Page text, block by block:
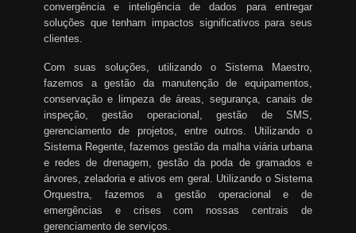
convergência e inteligência de dados para entregar
soluções que tenham impactos significativos para seus
clientes.
Com suas soluções, utilizando o Sistema Maestro,
fazemos a gestão da manutenção de equipamentos,
conservação e limpeza de áreas, segurança, canais de
inspeção, gestão operacional, gestão de SMS,
gerenciamento de projetos, entre outros. Utilizando o
Sistema Regente, fazemos gestão da malha viária urbana
e redes de drenagem, gestão da poda de gramados e
árvores, zeladoria e ativos em geral. Utilizando o Sistema
Orquestra, fazemos a gestão operacional e de
emergências e crises com nossas centrais de
gerenciamento de serviços.